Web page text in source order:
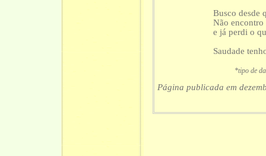
Busco desde
Não encontro
e já perdi o
Saudade
*tipo de
Página publicada em